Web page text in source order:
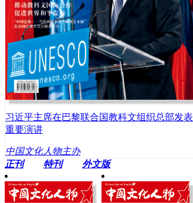
习近平主席在巴黎联合国教科文组织总部发表
重要演讲
中国文化人物主办
正刊 特刊 外文版